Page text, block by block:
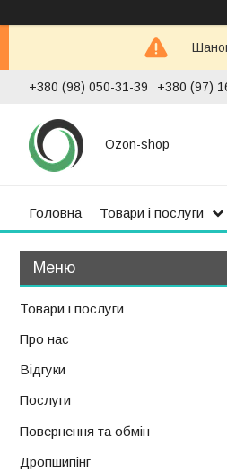
+380 (98) 050-31-39 +380 (97)
Ozon-shop
Головна Товари і послуги
Товари і послуги
Про нас
Відгуки
Послуги
Повернення та обмін
Дропшипінг